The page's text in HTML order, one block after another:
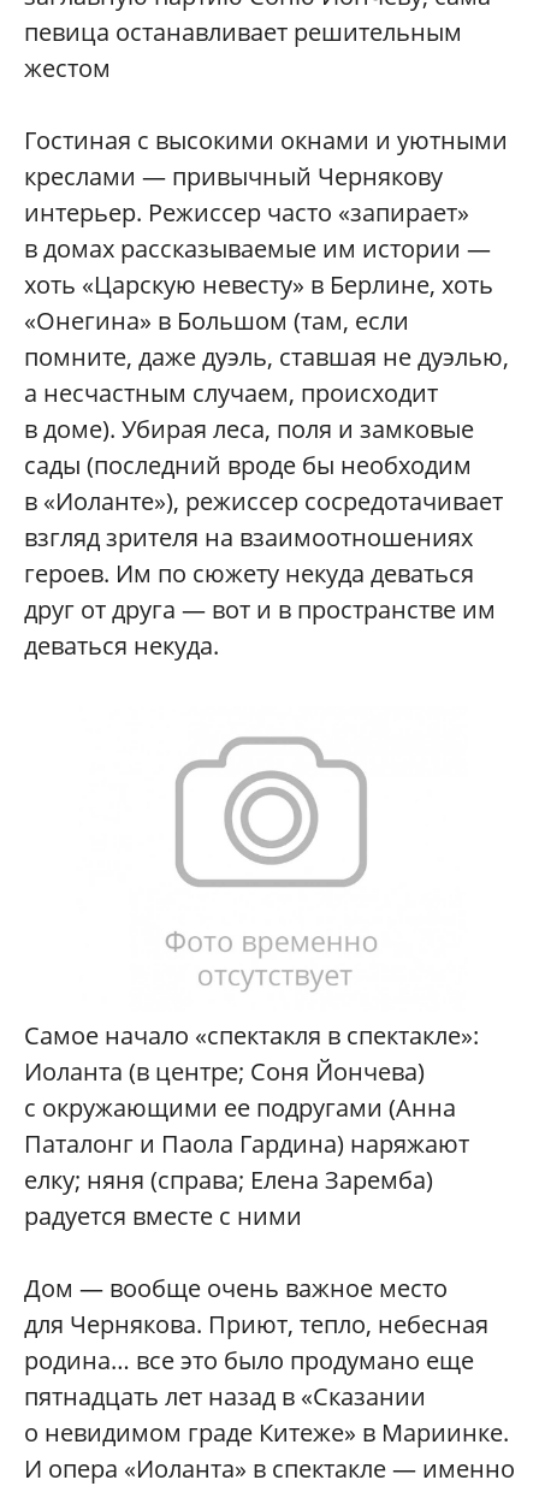
певица останавливает решительным
жестом
Гостиная с высокими окнами и уютными
креслами — привычный Чернякову
интерьер. Режиссер часто «запирает»
в домах рассказываемые им истории —
хоть «Царскую невесту» в Берлине, хоть
«Онегина» в Большом (там, если
помните, даже дуэль, ставшая не дуэлью,
а несчастным случаем, происходит
в доме). Убирая леса, поля и замковые
сады (последний вроде бы необходим
в «Иоланте»), режиссер сосредотачивает
взгляд зрителя на взаимоотношениях
героев. Им по сюжету некуда деваться
друг от друга — вот и в пространстве им
деваться некуда.
Самое начало «спектакля в спектакле»:
Иоланта (в центре; Соня Йончева)
с окружающими ее подругами (Анна
Паталонг и Паола Гардина) наряжают
елку; няня (справа; Елена Заремба)
радуется вместе с ними
Дом — вообще очень важное место
для Чернякова. Приют, тепло, небесная
родина… все это было продумано еще
пятнадцать лет назад в «Сказании
о невидимом граде Китеже» в Мариинке.
И опера «Иоланта» в спектакле — именно